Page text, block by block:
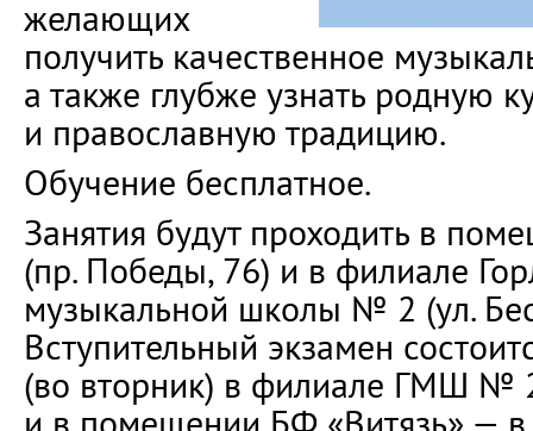
желающих
получить качественное
а также глубже узнать родную
и православную традицию.
Обучение бесплатное.
Занятия будут проходить в
(пр. Победы, 76) и в филиале
музыкальной школы № 2 (ул.
Вступительный экзамен
(во вторник) в филиале ГМШ №